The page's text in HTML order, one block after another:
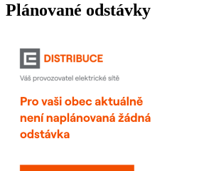
Plánované odstávky